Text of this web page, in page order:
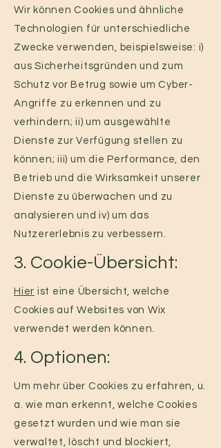
Wir können Cookies und ähnliche
Technologien für unterschiedliche
Zwecke verwenden, beispielsweise: i)
aus Sicherheitsgründen und zum
Schutz vor Betrug sowie um Cyber-
Angriffe zu erkennen und zu
verhindern; ii) um ausgewählte
Dienste zur Verfügung stellen zu
können; iii) um die Performance, den
Betrieb und die Wirksamkeit unserer
Dienste zu überwachen und zu
analysieren und iv) um das
Nutzererlebnis zu verbessern.
3. Cookie-Übersicht:
Hier ist eine Übersicht, welche
Cookies auf Websites von Wix
verwendet werden können.
4. Optionen:
Um mehr über Cookies zu erfahren, u.
a. wie man erkennt, welche Cookies
gesetzt wurden und wie man sie
verwaltet, löscht und blockiert,